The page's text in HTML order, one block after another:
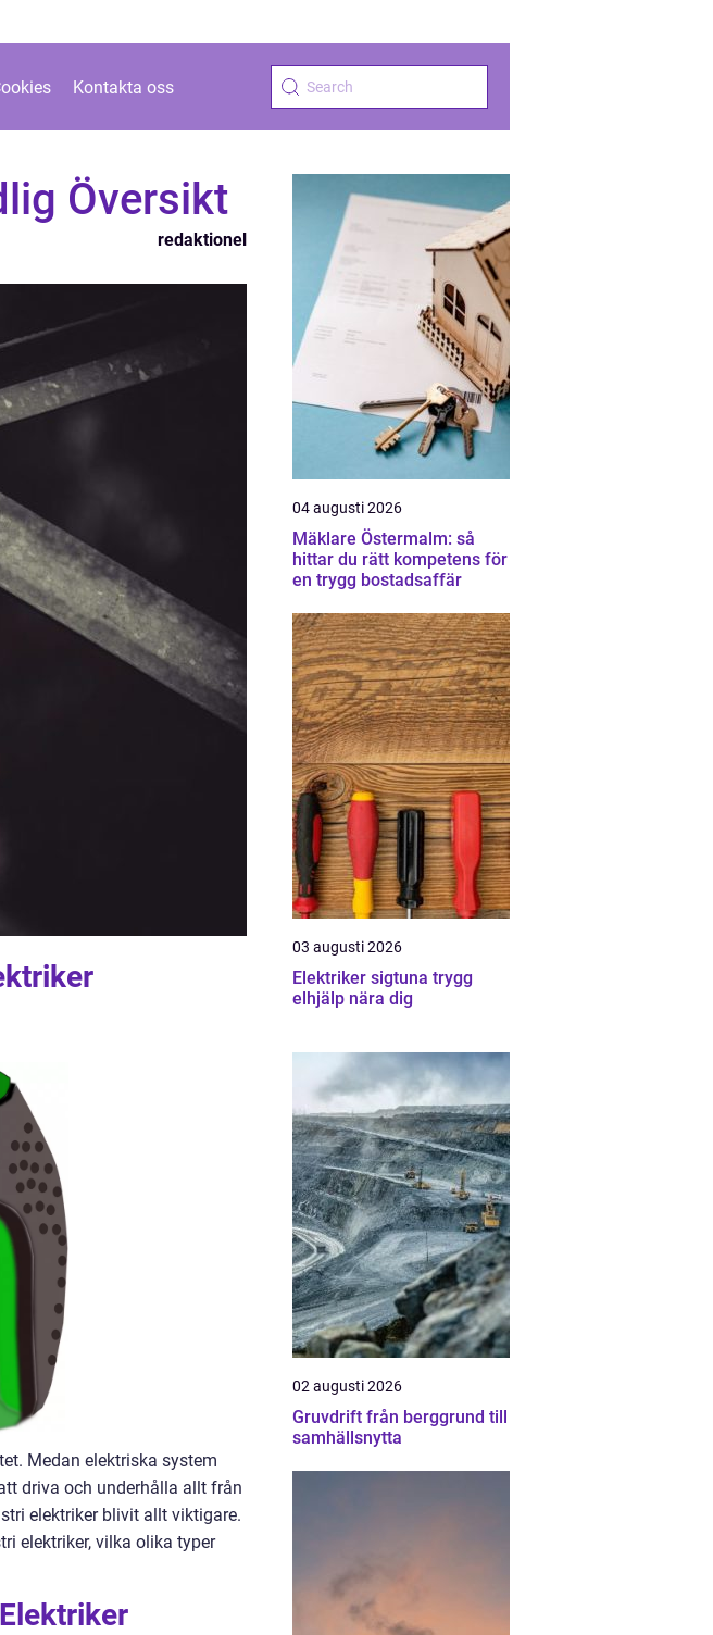
Kontakta oss
Översikt
redaktionel
Medan elektriska system
driva och underhålla allt från
elektriker blivit allt viktigare.
elektriker, vilka olika typer
04 augusti 2026
Mäklare Östermalm: så
hittar du rätt kompetens för
en trygg bostadsaffär
03 augusti 2026
Elektriker sigtuna trygg
elhjälp nära dig
02 augusti 2026
Gruvdrift från berggrund till
samhällsnytta